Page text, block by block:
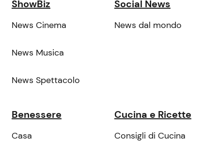
ShowBiz
News Cinema
News Musica
News Spettacolo
Social News
News dal mondo
Benessere
Casa
Cucina e Ricette
Consigli di Cucina